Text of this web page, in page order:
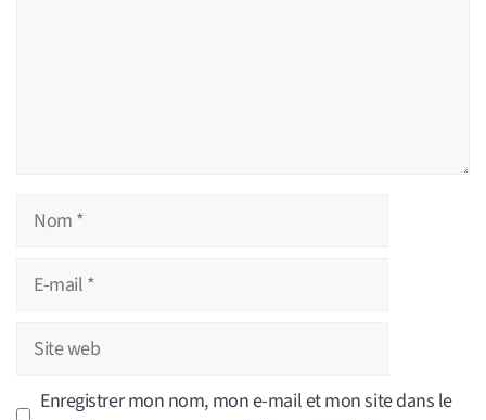
Nom
Site
web
Enregistrer mon nom, mon e-mail et mon site dans le